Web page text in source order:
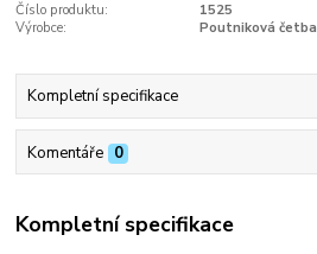
Číslo produktu:
1525
Výrobce:
Poutniková četba
Kompletní specifikace
Komentáře 0
Kompletní specifikace